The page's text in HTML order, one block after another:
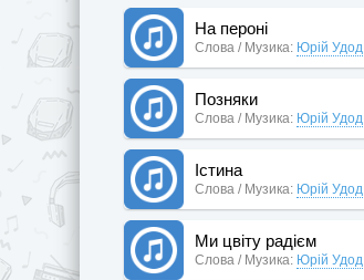
На пероні
Слова / Музика: Юрій Удод
Позняки
Слова / Музика: Юрій Удод
Істина
Слова / Музика: Юрій Удод
Ми цвіту радієм
Слова / Музика: Юрій Удод